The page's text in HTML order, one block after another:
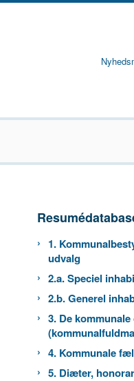
1.
udvalg
2.a. Speciel
2.b. Generel
3. De
4. Kommunale
5. Diæter,